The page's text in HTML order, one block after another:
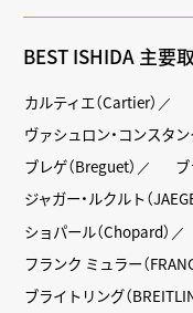
BEST ISHIDA 主要
カルティエ（Cartier）
ヴァシュロン・コンスタ
ブレゲ（Breguet）
ジャガー・ルクルト（
ショパール（Chopard）
フランク ミュラー（
ブライトリング（